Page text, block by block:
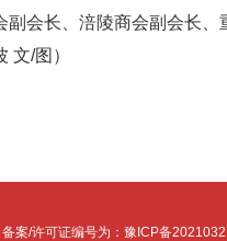
副会长、涪陵商会副会长
文/图）
备案/许可证编号为：豫ICP备